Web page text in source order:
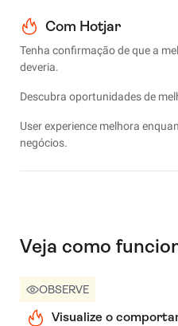
Com Hotjar
Tenha confirmação de que a
deveria.
Descubra oportunidades de
User experience melhora
negócios.
Veja como
OBSERVE
Visualize o